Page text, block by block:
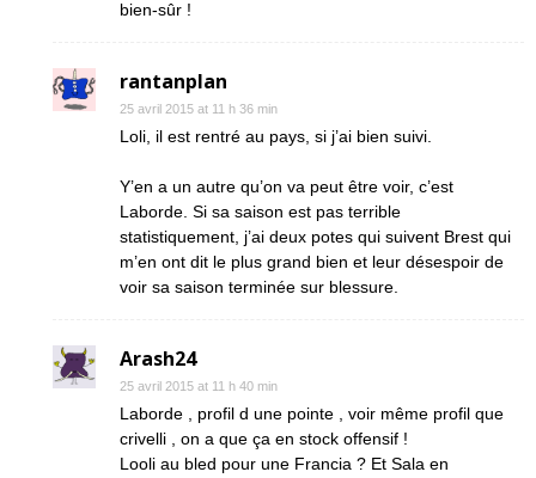
bien-sûr !
rantanplan
25 avril 2015 at 11 h 36 min
Loli, il est rentré au pays, si j’ai bien suivi.
Y’en a un autre qu’on va peut être voir, c’est
Laborde. Si sa saison est pas terrible
statistiquement, j’ai deux potes qui suivent Brest qui
m’en ont dit le plus grand bien et leur désespoir de
voir sa saison terminée sur blessure.
Arash24
25 avril 2015 at 11 h 40 min
Laborde , profil d une pointe , voir même profil que
crivelli , on a que ça en stock offensif !
Looli au bled pour une Francia ? Et Sala en